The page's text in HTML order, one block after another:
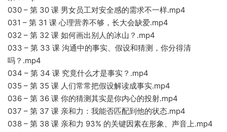
030 – 第 30 课 男女员工对安全感的需求不一样.mp4
031 – 第 31 课 心理营养不够，长大会缺爱.mp4
032 – 第 32 课 如何画出别人的冰山？.mp4
033 – 第 33 课 沟通中的事实、假设和猜测，你分得清
吗？.mp4
034 – 第 34 课 究竟什么才是事实？.mp4
035 – 第 35 课 人们常常把假设解读成事实.mp4
036 – 第 36 课 你的猜测其实是你内心的投射.mp4
037 – 第 37 课 亲和力：我能否匹配到他的状态.mp4
038 – 第 38 课 亲和力 93% 的关键因素在形象、声音上.mp4